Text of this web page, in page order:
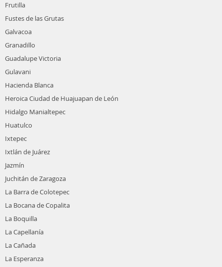
Frutilla
Fustes de las Grutas
Galvacoa
Granadillo
Guadalupe Victoria
Gulavani
Hacienda Blanca
Heroica Ciudad de Huajuapan de León
Hidalgo Manialtepec
Huatulco
Ixtepec
Ixtlán de Juárez
Jazmín
Juchitán de Zaragoza
La Barra de Colotepec
La Bocana de Copalita
La Boquilla
La Capellanía
La Cañada
La Esperanza